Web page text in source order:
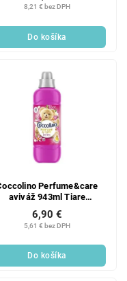
8,21 € bez DPH
Do košíka
Perfume&care
aviváž 943ml Tiare
5,61 € bez DPH
6,90 €
Do košíka